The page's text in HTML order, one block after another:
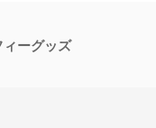
ィーグッズ